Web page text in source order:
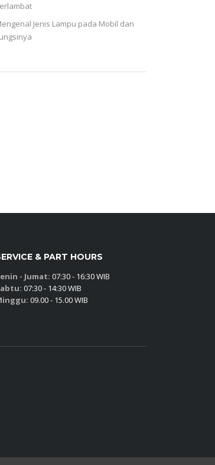
Jenis Lampu pada Mobil dan
& PART HOURS
- Jumat: 07:30 - 16:30 WIB
07:30 - 14:30 WIB
09.00 - 15.00 WIB